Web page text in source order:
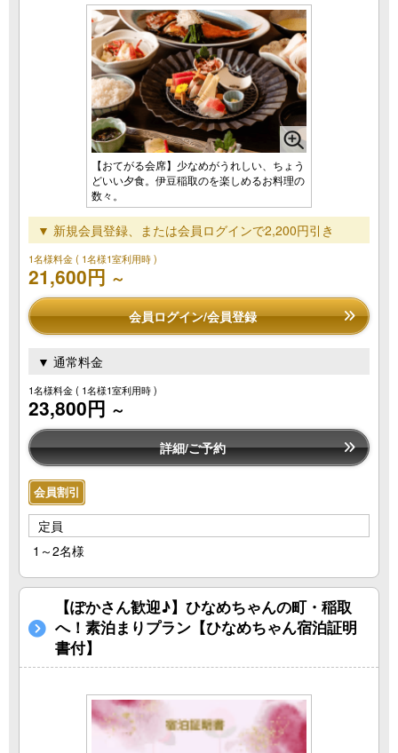
【おてがる会席】少なめがうれしい、ちょう
どいい夕食。伊豆稲取のを楽しめるお料理の
数々。
▼ 新規会員登録、または会員ログインで2,200円引き
1名様料金( 1名様1室利用時 )
21,600円 ～
会員ログイン/会員登録
▼ 通常料金
1名様料金( 1名様1室利用時 )
23,800円 ～
詳細/ご予約
会員割引
定員
1～2名様
【ぽかさん歓迎♪】ひなめちゃんの町・稲取
へ！素泊まりプラン【ひなめちゃん宿泊証明
書付】